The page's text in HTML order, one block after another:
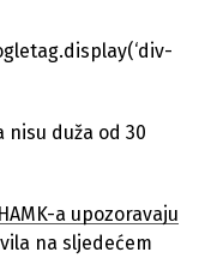
duža od 30
a upozoravaju
na sljedećem